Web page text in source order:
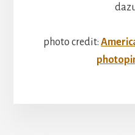
photo credit: